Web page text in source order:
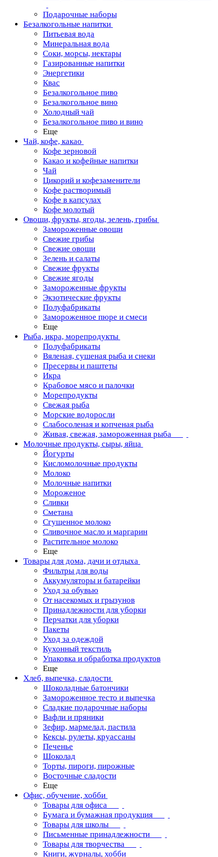
Подарочные наборы
Безалкогольные напитки
Питьевая вода
Минеральная вода
Соки, морсы, нектары
Газированные напитки
Энергетики
Квас
Безалкогольное пиво
Безалкогольное вино
Холодный чай
Безалкогольное пиво и вино
Еще
Чай, кофе, какао
Кофе зерновой
Какао и кофейные напитки
Чай
Цикорий и кофезаменители
Кофе растворимый
Кофе в капсулах
Кофе молотый
Овощи, фрукты, ягоды, зелень, грибы
Замороженные овощи
Свежие грибы
Свежие овощи
Зелень и салаты
Свежие фрукты
Свежие ягоды
Замороженные фрукты
Экзотические фрукты
Полуфабрикаты
Замороженное пюре и смеси
Еще
Рыба, икра, морепродукты
Полуфабрикаты
Вяленая, сушеная рыба и снеки
Пресервы и паштеты
Икра
Крабовое мясо и палочки
Морепродукты
Свежая рыба
Морские водоросли
Слабосоленая и копченая рыба
Живая, свежая, замороженная рыба
Молочные продукты, сыры, яйца
Йогурты
Кисломолочные продукты
Молоко
Молочные напитки
Мороженое
Сливки
Сметана
Сгущенное молоко
Сливочное масло и маргарин
Растительное молоко
Еще
Товары для дома, дачи и отдыха
Фильтры для воды
Аккумуляторы и батарейки
Уход за обувью
От насекомых и грызунов
Принадлежности для уборки
Перчатки для уборки
Пакеты
Уход за одеждой
Кухонный текстиль
Упаковка и обработка продуктов
Еще
Хлеб, выпечка, сладости
Шоколадные батончики
Замороженное тесто и выпечка
Сладкие подарочные наборы
Вафли и пряники
Зефир, мармелад, пастила
Кексы, рулеты, круассаны
Печенье
Шоколад
Торты, пироги, пирожные
Восточные сладости
Еще
Офис, обучение, хобби
Товары для офиса
Бумага и бумажная продукция
Товары для школы
Письменные принадлежности
Товары для творчества
Книги, журналы, хобби